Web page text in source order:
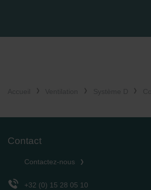
Contact
Contactez-nous
+32 (0) 15 28 05 10